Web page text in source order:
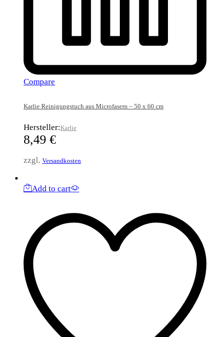
Compare
Karlie Reinigungstuch aus Microfasern – 50 x 60 cm
Hersteller:Karlie
8,49 €
zzgl. Versandkosten
Add to cart